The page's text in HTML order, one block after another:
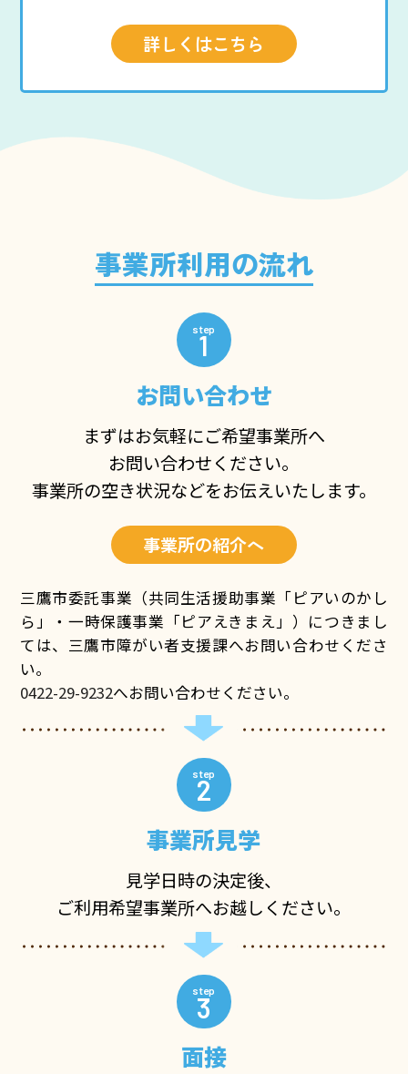
詳しくはこちら
事業所利用の流れ
1
お問い合わせ
まずはお気軽にご希望事業所へ
お問い合わせください。
事業所の空き状況などをお伝えいたします。
事業所の紹介へ
三鷹市委託事業（共同生活援助事業「ピアいのかし
ら」・一時保護事業「ピアえきまえ」）につきまし
ては、三鷹市障がい者支援課へお問い合わせくださ
い。
0422-29-9232へお問い合わせください。
2
事業所見学
見学日時の決定後、
ご利用希望事業所へお越しください。
3
面接